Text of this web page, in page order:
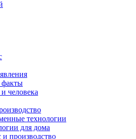
факты
человека
технологии
для дома
и производство